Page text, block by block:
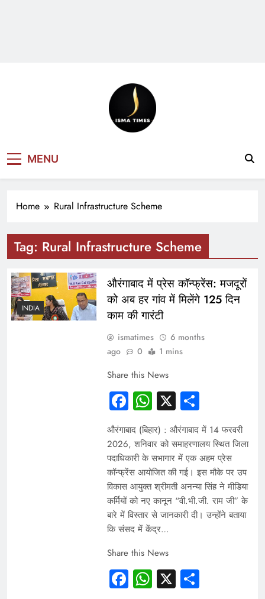
NEWS
MENU
Home Rural Infrastructure Scheme
Tag: Rural Infrastructure Scheme
INDIA
औरंगाबाद में प्रेस कॉन्फ्रेंस: मजदूरों
को अब हर गांव में मिलेंगे 125 दिन
काम की गारंटी
ismatimes
6 months
ago
0 1 mins
Share this News
Facebook
WhatsApp
X Share
औरंगाबाद (बिहार) : औरंगाबाद में 14 फरवरी
2026, शनिवार को समाहरणालय स्थित जिला
पदाधिकारी के सभागार में एक अहम प्रेस
कॉन्फ्रेंस आयोजित की गई। इस मौके पर उप
विकास आयुक्त श्रीमती अनन्या सिंह ने मीडिया
कर्मियों को नए कानून “वी.भी.जी. राम जी” के
बारे में विस्तार से जानकारी दी। उन्होंने बताया
कि संसद में केंद्र…
Share this News
Facebook
WhatsApp
X Share